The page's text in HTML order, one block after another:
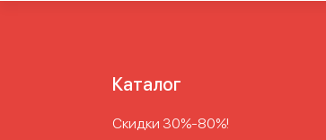
Каталог
Скидки 30%-80%!